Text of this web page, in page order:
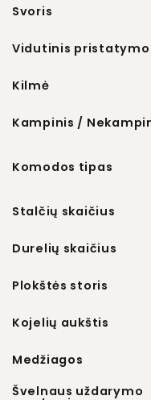
Svoris
Vidutinis
Kilmė
Kampinis /
Komodos tipas
Stalčių skaičius
Durelių skaičius
Plokštės storis
Kojelių aukštis
Medžiagos
Švelnaus uždarymo